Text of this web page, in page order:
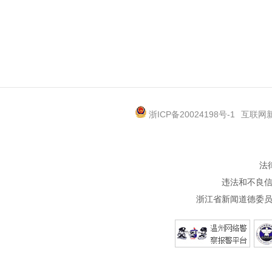
浙ICP备20024198号-1 互联网
法
违法和不良
浙江省新闻道德委